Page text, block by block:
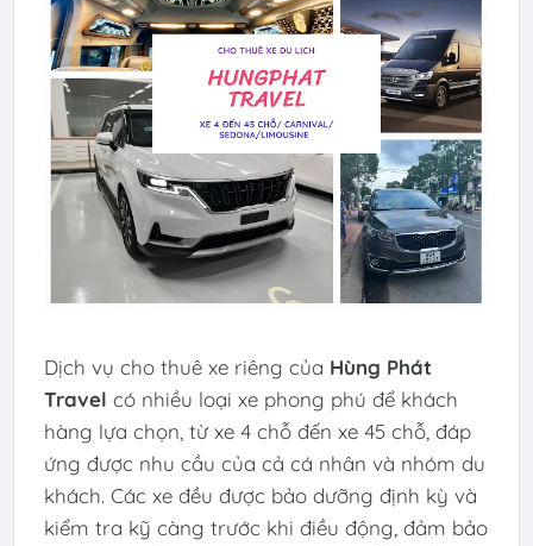
Dịch vụ cho thuê xe riêng của Hùng Phát
Travel có nhiều loại xe phong phú để khách
hàng lựa chọn, từ xe 4 chỗ đến xe 45 chỗ, đáp
ứng được nhu cầu của cả cá nhân và nhóm du
khách. Các xe đều được bảo dưỡng định kỳ và
kiểm tra kỹ càng trước khi điều động, đảm bảo